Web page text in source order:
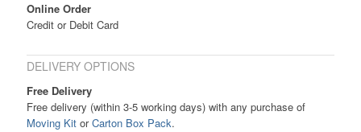
Online Order
Credit or Debit Card
DELIVERY OPTIONS
Free Delivery
Free delivery (within 3-5 working days) with any purchase of
Moving KitorCarton Box Pack.